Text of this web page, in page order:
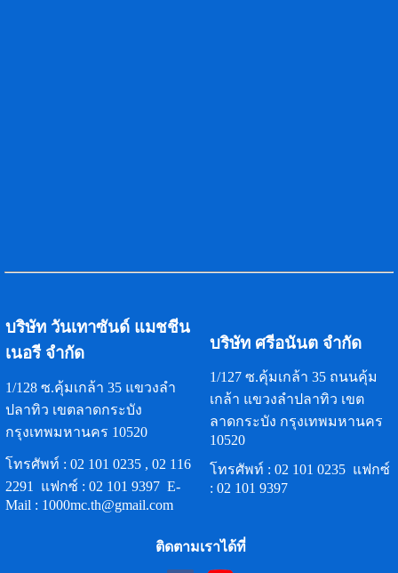
บริษัท วันเทาซันด์ แมชชีน
เนอรี จำกัด
1/128 ซ.คุ้มเกล้า 35 แขวงลำ
ปลาทิว เขตลาดกระบัง
กรุงเทพมหานคร 10520
โทรศัพท์ : 02 101 0235 , 02 116
2291
แฟกซ์ : 02 101 9397 E-
Mail : 1000mc.th@gmail.com
บริษัท ศรีอนันต จำกัด
1/127 ซ.คุ้มเกล้า 35 ถนนคุ้ม
เกล้า แขวงลำปลาทิว เขต
ลาดกระบัง กรุงเทพมหานคร
10520
โทรศัพท์ : 02 101 0235 แฟกซ์
: 02 101 9397
ติดตามเราได้ที่